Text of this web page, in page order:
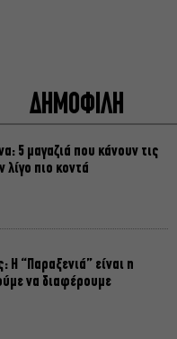
ΔΗΜΟΦΙΛΗ
5 μαγαζιά που κάνουν τις
λίγο πιο κοντά
“Παραξενιά” είναι η
να διαφέρουμε